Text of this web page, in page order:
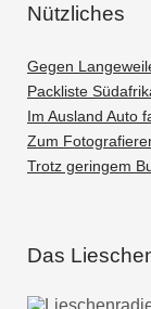
Nützliches
Gegen
Packliste
Im Ausland Auto
Zum
Trotz geringem
Das